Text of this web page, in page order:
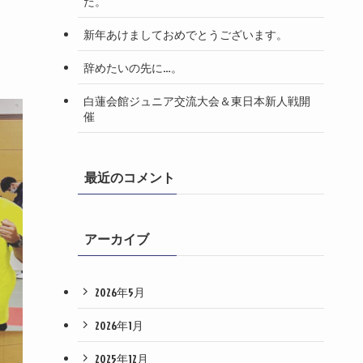
新年あけましておめでとうございます。
辞めたいの先に…。
白蓮会館ジュニア交流大会＆東日本新人戦開
催
最近のコメント
アーカイブ
2026年5月
2026年1月
2025年12月